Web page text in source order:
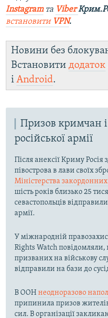
Instagramта Viber
встановити VPN.
Новини без
Встановити додаток
і Android.
Призов кримчан і
російської армії
Після анексії Криму
півострова в лави своїх
Міністерства
шість років близько 25
севастопольців
армії.
У міжнародній
Rights Watch
призваних на військову
відправили на бази до
В ООН неодноразово
припинила призов
сил. В організації